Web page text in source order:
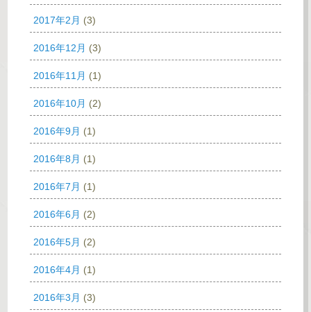
2017年2月 (3)
2016年12月 (3)
2016年11月 (1)
2016年10月 (2)
2016年9月 (1)
2016年8月 (1)
2016年7月 (1)
2016年6月 (2)
2016年5月 (2)
2016年4月 (1)
2016年3月 (3)